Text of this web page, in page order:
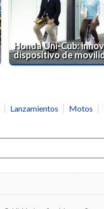
Honda Uni-Cub:
dispositivo de
Lanzamientos Motos